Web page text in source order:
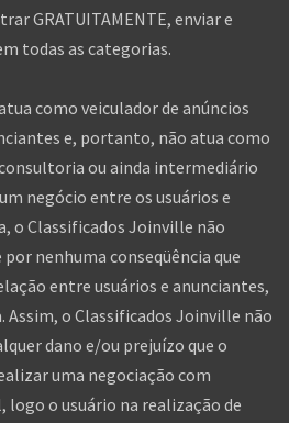
de 2011, o Classificados
portal de classificados, focado
e Região. Qualquer pessoa ou
GRATUITAMENTE, enviar e
todas as categorias.
como veiculador de anúncios
e, portanto, não atua como